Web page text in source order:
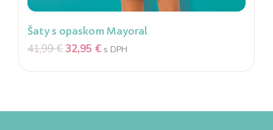
Šaty s opaskom Mayoral
41,99€ 32,95 € s DPH